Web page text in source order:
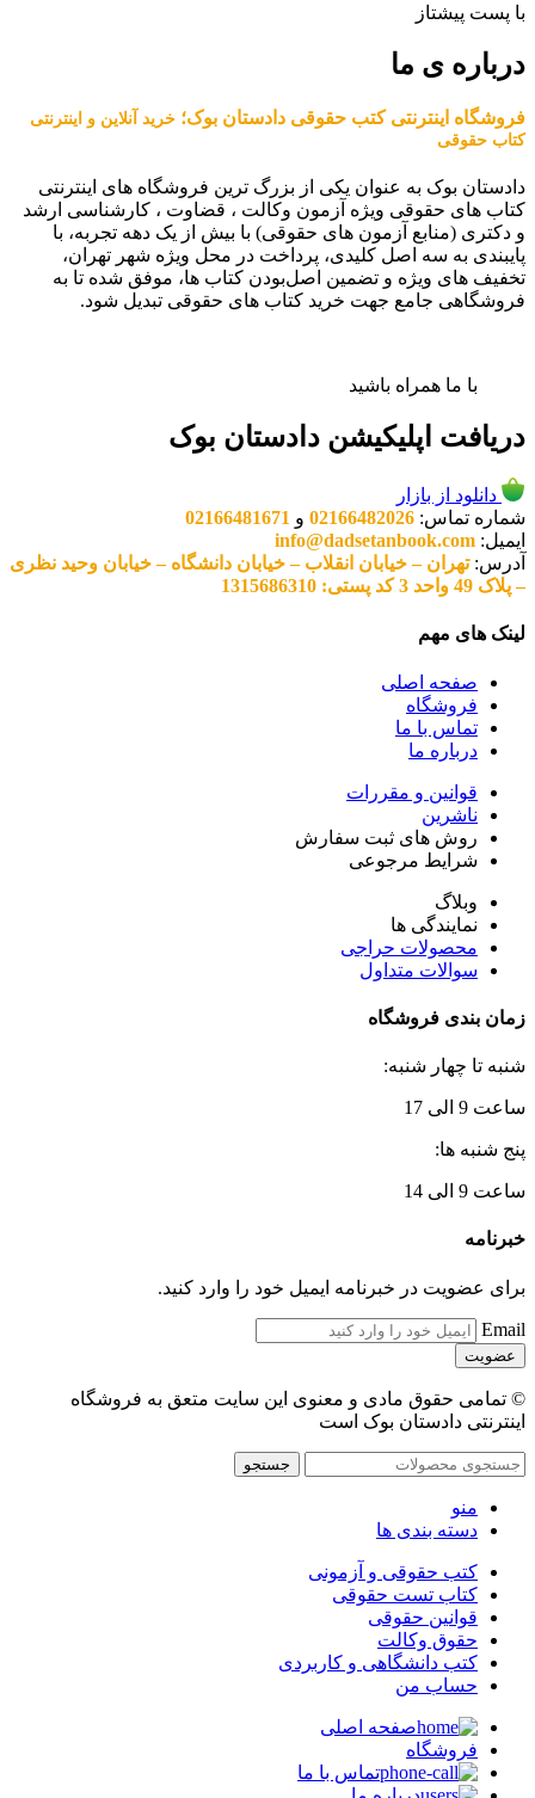
با پست پیشتاز
درباره ی ما
فروشگاه اینترنتی کتب حقوقی دادستان بوک؛ خرید آنلاین و اینترنتی
کتاب حقوقی
دادستان بوک به عنوان یکی از بزرگ ترین فروشگاه های اینترنتی
کتاب های حقوقی ویژه آزمون وکالت ، قضاوت ، کارشناسی ارشد
و دکتری (منابع آزمون های حقوقی) با بیش از یک دهه تجربه، با
پایبندی به سه اصل کلیدی، پرداخت در محل ویژه شهر تهران،
تخفیف های ویژه و تضمین اصل‌بودن کتاب ها، موفق شده تا به
فروشگاهی جامع جهت خرید کتاب های حقوقی تبدیل شود.
با ما همراه باشید
دریافت اپلیکیشن دادستان بوک
دانلود از بازار
شماره تماس: 02166482026 و 02166481671
ایمیل: info@dadsetanbook.com
آدرس:تهران – خیابان انقلاب – خیابان دانشگاه – خیابان وحید نظری
– پلاک 49 واحد 3 کد پستی: 1315686310
لینک های مهم
صفحه اصلی
فروشگاه
تماس با ما
درباره ما
قوانین و مقررات
ناشرین
روش های ثبت سفارش
شرایط مرجوعی
وبلاگ
نمایندگی ها
محصولات حراجی
سوالات متداول
زمان بندی فروشگاه
شنبه تا چهار شنبه:
ساعت 9 الی 17
پنج شنبه ها:
ساعت 9 الی 14
خبرنامه
برای عضویت در خبرنامه ایمیل خود را وارد کنید.
Email
© تمامی حقوق مادی و معنوی این سایت متعق به فروشگاه
اینترنتی دادستان بوک است
جستجو
منو
دسته بندی ها
کتب حقوقی و آزمونی
کتاب تست حقوقی
قوانین حقوقی
حقوق وکالت
کتب دانشگاهی و کاربردی
حساب من
صفحه اصلی
فروشگاه
تماس با ما